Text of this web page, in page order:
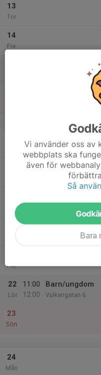
13
Tor
14
Fre
Ons
Fre
22
Lör
11:00
12:00
Barn/ungdom
Vulkangatan 6
23
Sön
24
Mån
Vi använder oss
webbplats ska
även för
Så
Bara